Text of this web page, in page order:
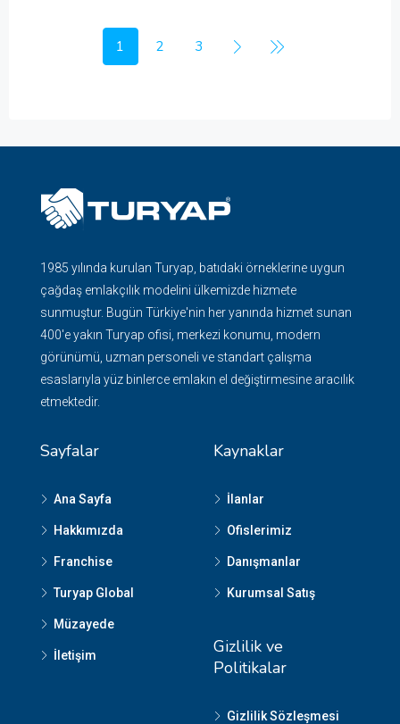
1 2 3
1985 yılında kurulan Turyap, batıdaki örneklerine uygun
çağdaş emlakçılık modelini ülkemizde hizmete
sunmuştur. Bugün Türkiye'nin her yanında hizmet sunan
400'e yakın Turyap ofisi, merkezi konumu, modern
görünümü, uzman personeli ve standart çalışma
esaslarıyla yüz binlerce emlakın el değiştirmesine aracılık
etmektedir.
Sayfalar
Ana Sayfa
Hakkımızda
Franchise
Turyap Global
Müzayede
İletişim
Kaynaklar
İlanlar
Ofislerimiz
Danışmanlar
Kurumsal Satış
Gizlilik ve
Politikalar
Gizlilik Sözleşmesi